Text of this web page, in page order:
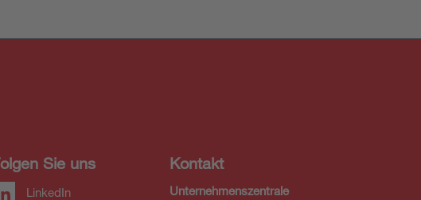
Sie uns
LinkedIn
Kontakt
Unternehmenszentrale